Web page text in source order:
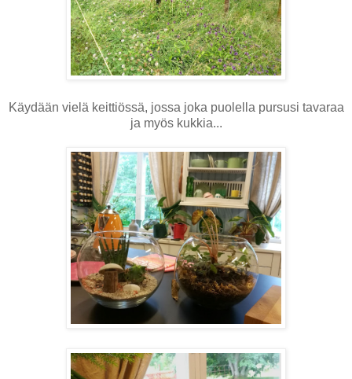
Käydään vielä keittiössä, jossa joka puolella pursusi tavaraa
ja myös kukkia...